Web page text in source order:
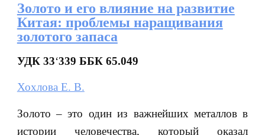
Золото и его влияние на развитие
Китая: проблемы наращивания
золотого запаса
УДК 33‘339 ББК 65.049
Хохлова Е. В.
Золото – это один из важнейших металлов в
истории человечества, который оказал